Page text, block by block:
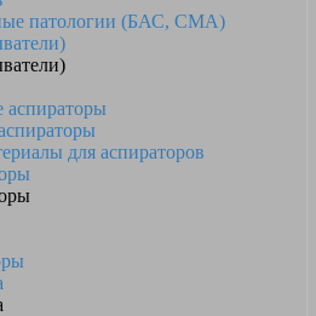
патологии (БАС, СМА)
для аспираторов